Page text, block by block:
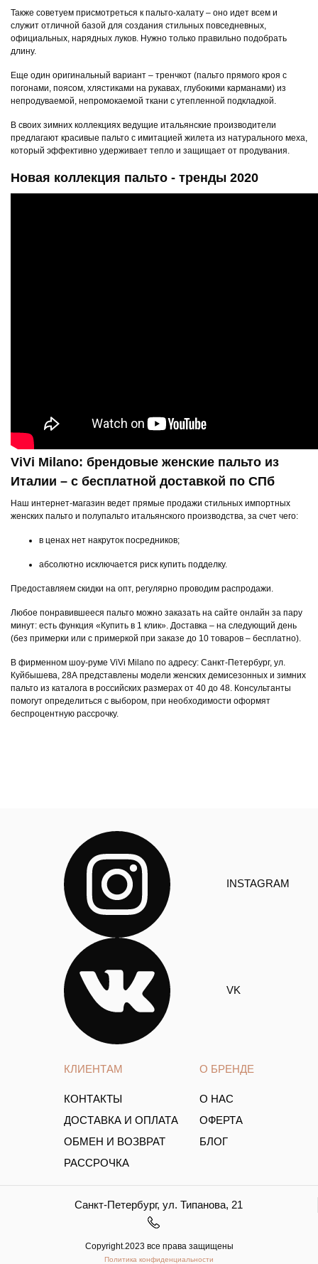
Также советуем присмотреться к пальто-халату – оно идет всем и
служит отличной базой для создания стильных повседневных,
официальных, нарядных луков. Нужно только правильно подобрать
длину.
Еще один оригинальный вариант – тренчкот (пальто прямого кроя с
погонами, поясом, хлястиками на рукавах, глубокими карманами) из
непродуваемой, непромокаемой ткани с утепленной подкладкой.
В своих зимних коллекциях ведущие итальянские производители
предлагают красивые пальто с имитацией жилета из натурального меха,
который эффективно удерживает тепло и защищает от продувания.
Новая коллекция пальто - тренды 2020
ViVi Milano: брендовые женские пальто из
Италии – с бесплатной доставкой по СПб
Наш интернет-магазин ведет прямые продажи стильных импортных
женских пальто и полупальто итальянского производства, за счет чего:
в ценах нет накруток посредников;
абсолютно исключается риск купить подделку.
Предоставляем скидки на опт, регулярно проводим распродажи.
Любое понравившееся пальто можно заказать на сайте онлайн за пару
минут: есть функция «Купить в 1 клик». Доставка – на следующий день
(без примерки или с примеркой при заказе до 10 товаров – бесплатно).
В фирменном шоу-руме ViVi Milano по адресу: Санкт-Петербург, ул.
Куйбышева, 28А представлены модели женских демисезонных и зимних
пальто из каталога в российских размерах от 40 до 48. Консультанты
помогут определиться с выбором, при необходимости оформят
беспроцентную рассрочку.
КЛИЕНТАМ
КОНТАКТЫ
ДОСТАВКА И ОПЛАТА
ОБМЕН И ВОЗВРАТ
РАССРОЧКА
О БРЕНДЕ
О НАС
ОФЕРТА
БЛОГ
INSTAGRAM
VK
Санкт-Петербург, ул. Типанова, 21
Copyright.2023 все права защищены
Политика конфиденциальности